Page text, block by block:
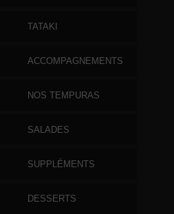
TATAKI
ACCOMPAGNEMENTS
NOS TEMPURAS
SALADES
SUPPLÉMENTS
DESSERTS